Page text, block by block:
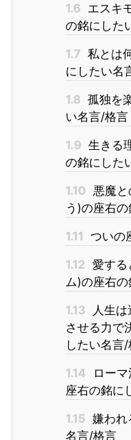
1.6 エスキ
の銘にした
1.7 私とは
にしたい名
1.8 孤独を
い名言/格言
1.9 生きる
の銘にした
1.10 悪魔
う)の座右
1.11 ついの
1.12 愛する
ム)の座右
1.13
人生
させる力で
したい名言
1.14
ロー
座右の銘に
1.15 嫌われ
名言/格言